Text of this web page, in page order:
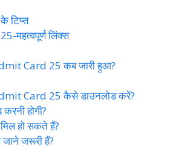
टिप्स
महत्वपूर्ण लिंक्स
Card 25 कब जारी हुआ?
Card 25 कैसे डाउनलोड करें?
होगी?
हो सकते हैं?
जाने जरूरी हैं?